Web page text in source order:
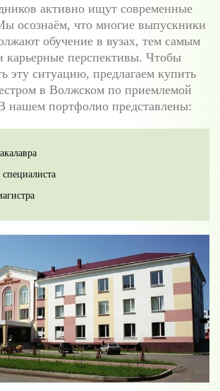
активно ищут современные
осознаём, что многие выпускники
обучение в вузах, тем самым
карьерные перспективы. Чтобы
эту ситуацию, предлагаем купить
в Волжском по приемлемой
нашем портфолио представлены: